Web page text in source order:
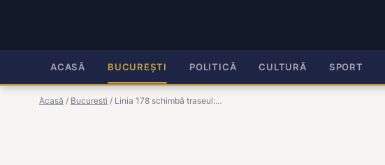
ACASĂ BUCUREȘTI POLITICĂ CULTURĂ SPORT
Acasă / Bucuresti / Linia 178 schimbă traseul:…